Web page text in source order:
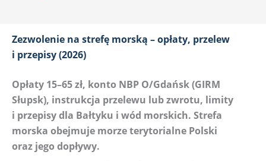
Zezwolenie na strefę morską – opłaty, przelew
i przepisy (2026)
Opłaty 15–65 zł, konto NBP O/Gdańsk (GIRM
Słupsk), instrukcja przelewu lub zwrotu, limity
i przepisy dla Bałtyku i wód morskich. Strefa
morska obejmuje morze terytorialne Polski
oraz jego dopływy.